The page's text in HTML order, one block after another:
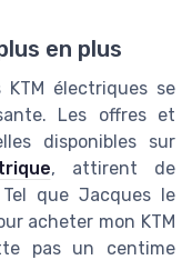
en plus
électriques se
Les offres et
disponibles sur
, attirent de
que Jacques le
acheter mon KTM
pas un centime